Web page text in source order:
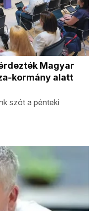
Magyar
kormány alatt
szót a pénteki